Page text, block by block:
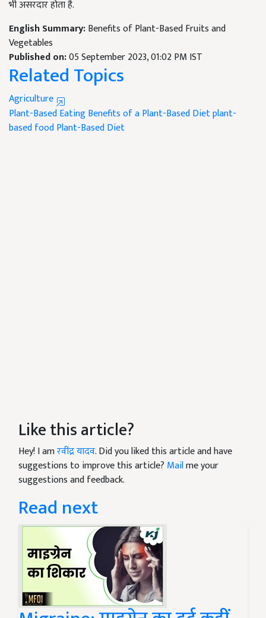
भी असरदार होता है.
English Summary:Benefits of Plant-Based Fruits and
Vegetables
Published on:05 September 2023, 01:02 PM IST
Related Topics
Agriculture
Plant-Based EatingBenefits of a Plant-Based Dietplant-
based foodPlant-Based Diet
Like this article?
Hey! I amरवींद्र यादव. Did you liked this article and have
suggestions to improve this article? Mailme your
suggestions and feedback.
Read next